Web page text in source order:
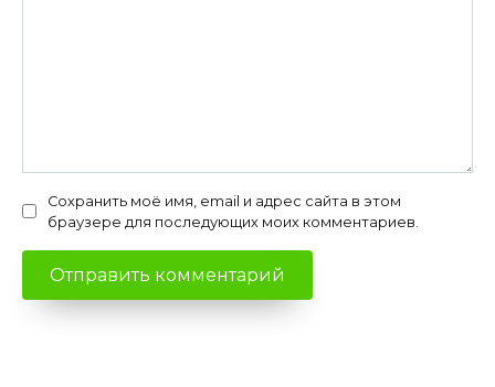
Сохранить моё имя, email и адрес сайта в этом
браузере для последующих моих комментариев.